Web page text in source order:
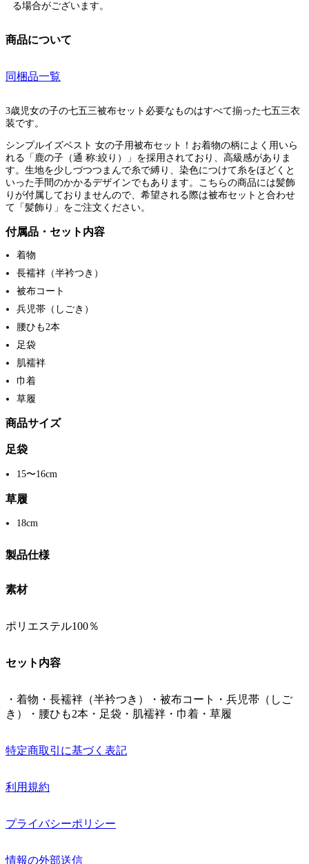
る場合がございます。
商品について
同梱品一覧
3歳児女の子の七五三被布セット必要なものはすべて揃った七五三衣
装です。
シンプルイズベスト 女の子用被布セット！お着物の柄によく用いら
れる「鹿の子（通 称:絞り）」を採用されており、高級感がありま
す。生地を少しづつつまんで糸で縛り、染色につけて糸をほどくと
いった手間のかかるデザインでもあります。こちらの商品には髪飾
りが付属しておりませんので、希望される際は被布セットと合わせ
て「髪飾り」をご注文ください。
付属品・セット内容
着物
長襦袢（半衿つき）
被布コート
兵児帯（しごき）
腰ひも2本
足袋
肌襦袢
巾着
草履
商品サイズ
足袋
15〜16cm
草履
18cm
製品仕様
素材
ポリエステル100％
セット内容
・着物・長襦袢（半衿つき）・被布コート・兵児帯（しご
き）・腰ひも2本・足袋・肌襦袢・巾着・草履
特定商取引に基づく表記
利用規約
プライバシーポリシー
情報の外部送信